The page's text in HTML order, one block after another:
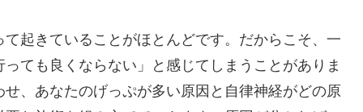
起きていることがほとんどです。だからこそ、一
ても良くならない」と感じてしまうことがありま
、あなたのげっぷが多い原因と自律神経がどの原